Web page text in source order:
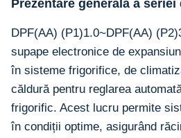
Prezentare generală a
DPF(AA) (P1)1.0~DPF(AA)
supape electronice de
în sisteme frigorifice, de
căldură pentru reglarea
frigorific. Acest lucru permite
în condiții optime, asigurând